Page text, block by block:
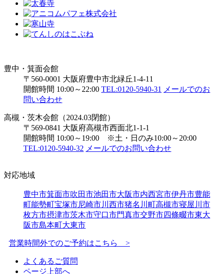
豊中・箕面会館
〒560-0001 大阪府豊中市北緑丘1-4-11
開館時間 10:00～22:00 TEL:0120-5940-31
メールでのお
問い合わせ
高槻・茨木会館（2024.03閉館）
〒569-0841 大阪府高槻市西面北1-1-1
開館時間 10:00～19:00 ※土・日のみ10:00～20:00
TEL:0120-5940-32 メールでのお問い合わせ
対応地域
豊中市箕面市吹田市池田市大阪市内西宮市伊丹市豊能
町能勢町宝塚市尼崎市川西市猪名川町高槻市寝屋川市
枚方市摂津市茨木市守口市門真市交野市四條畷市東大
阪市島本町大東市
営業時間外でのご予約はこちら >
よくあるご質問
ページ上部へ